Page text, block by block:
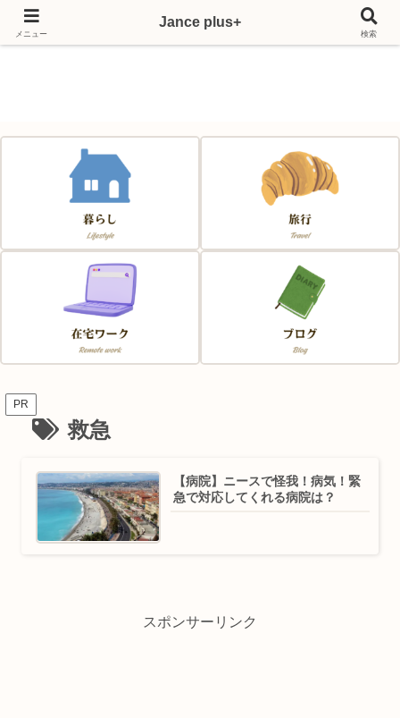
Japan & France & Chance～フランス移住応援サイト～
PR
救急
【病院】ニースで怪我！病気！緊
急で対応してくれる病院は？
スポンサーリンク
メニュー
Jance plus+
検索